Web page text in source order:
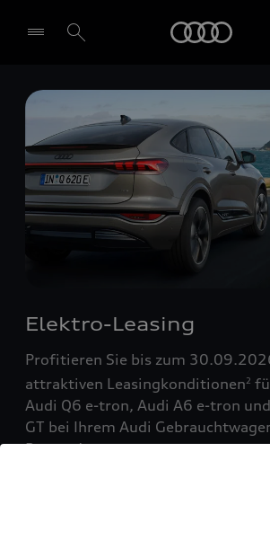
Händler wählen
Elektro-Leasing
Profitieren Sie bis zum
attraktiven Leasingkonditionen2
Audi Q6 e-tron, Audi A6 e-tron
GT bei Ihrem Audi
Partner!